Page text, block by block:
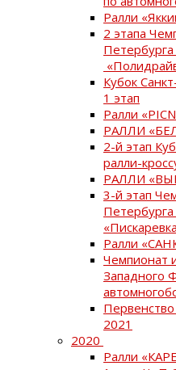
Ралли
2 этапа
Кубок
1 этап
Ралли
РАЛЛИ
2-й этап
ралли-
РАЛЛИ
3-й этап
Ралли
Чемпионат
Западного
2021
2020
Ралли